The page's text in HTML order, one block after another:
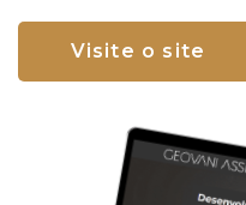
Visite o site